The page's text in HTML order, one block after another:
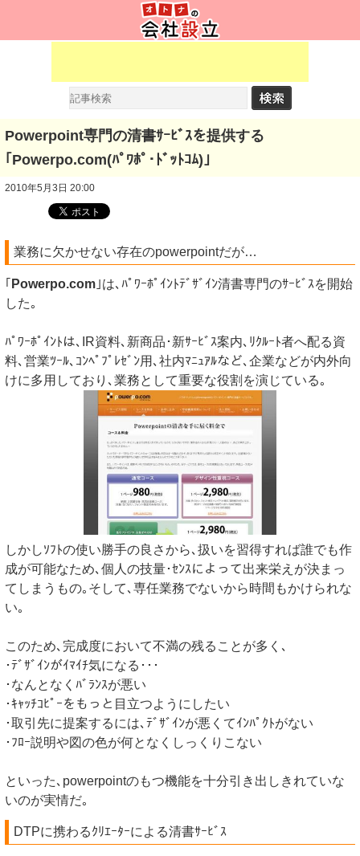
Powerpoint専門の清書ｻｰﾋﾞｽを提供する
｢Powerpo.com(ﾊﾟﾜﾎﾟ･ﾄﾞｯﾄｺﾑ)｣
2010年5月3日 20:00
業務に欠かせない存在のpowerpointだが…
｢ Powerpo.com ｣は､ﾊﾟﾜｰﾎﾟｲﾝﾄﾃﾞｻﾞｲﾝ清書専門のｻｰﾋﾞｽを開始
した｡
ﾊﾟﾜｰﾎﾟｲﾝﾄは､IR資料､新商品･新ｻｰﾋﾞｽ案内､ﾘｸﾙｰﾄ者へ配る資
料､営業ﾂｰﾙ､ｺﾝﾍﾟﾌﾟﾚｾﾞﾝ用､社内ﾏﾆｭｱﾙなど､企業などが内外向
けに多用しており､業務として重要な役割を演じている｡
しかしｿﾌﾄの使い勝手の良さから､扱いを習得すれば誰でも作
成が可能なため､個人の技量･ｾﾝｽによって出来栄えが決まっ
てしまうもの｡そして､専任業務でないから時間もかけられな
い｡
このため､完成度において不満の残ることが多く､
･ﾃﾞｻﾞｲﾝがｲﾏｲﾁ気になる･･･
･なんとなくﾊﾞﾗﾝｽが悪い
･ｷｬｯﾁｺﾋﾟｰをもっと目立つようにしたい
･取引先に提案するには､ﾃﾞｻﾞｲﾝが悪くてｲﾝﾊﾟｸﾄがない
･ﾌﾛｰ説明や図の色が何となくしっくりこない
といった､powerpointのもつ機能を十分引き出しきれていな
いのが実情だ｡
DTPに携わるｸﾘｴｰﾀｰによる清書ｻｰﾋﾞｽ